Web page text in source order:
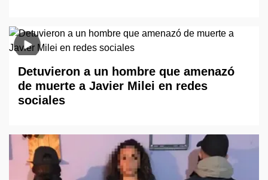
Detuvieron a un hombre que amenazó
de muerte a Javier Milei en redes
sociales